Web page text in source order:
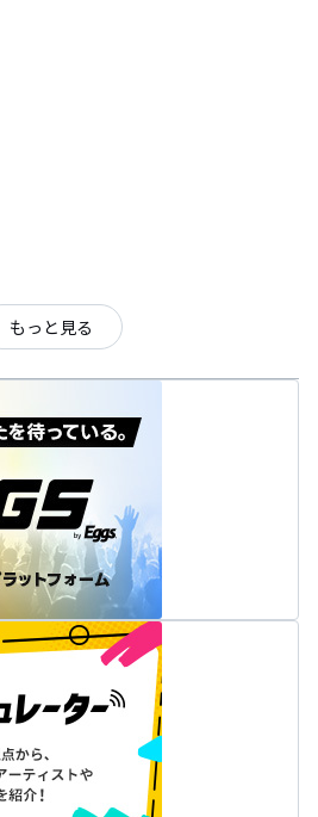
もっと見る